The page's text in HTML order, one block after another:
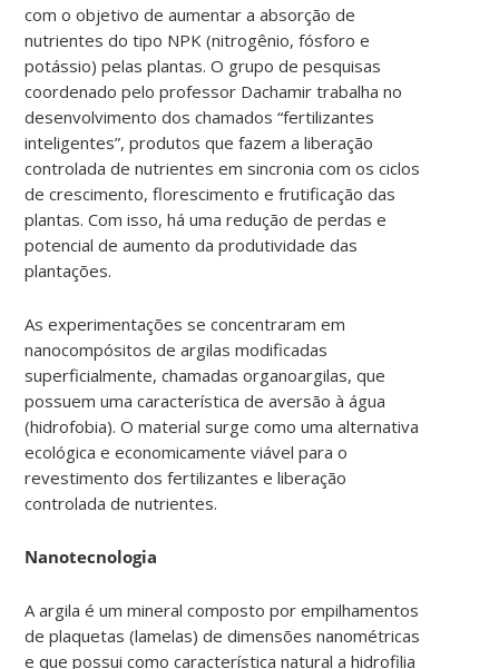
com o objetivo de aumentar a absorção de
nutrientes do tipo NPK (nitrogênio, fósforo e
potássio) pelas plantas. O grupo de pesquisas
coordenado pelo professor Dachamir trabalha no
desenvolvimento dos chamados “fertilizantes
inteligentes”, produtos que fazem a liberação
controlada de nutrientes em sincronia com os ciclos
de crescimento, florescimento e frutificação das
plantas. Com isso, há uma redução de perdas e
potencial de aumento da produtividade das
plantações.
As experimentações se concentraram em
nanocompósitos de argilas modificadas
superficialmente, chamadas organoargilas, que
possuem uma característica de aversão à água
(hidrofobia). O material surge como uma alternativa
ecológica e economicamente viável para o
revestimento dos fertilizantes e liberação
controlada de nutrientes.
Nanotecnologia
A argila é um mineral composto por empilhamentos
de plaquetas (lamelas) de dimensões nanométricas
e que possui como característica natural a hidrofilia